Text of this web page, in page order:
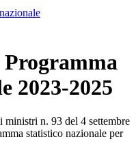
2023-2025
n. 93 del 4 settembre
statistico nazionale per